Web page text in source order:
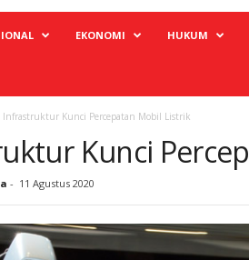
EKONOMI HUKUM
Infrastruktur Kunci Percepatan Mobil Listrik
Kunci
- 11 Agustus 2020